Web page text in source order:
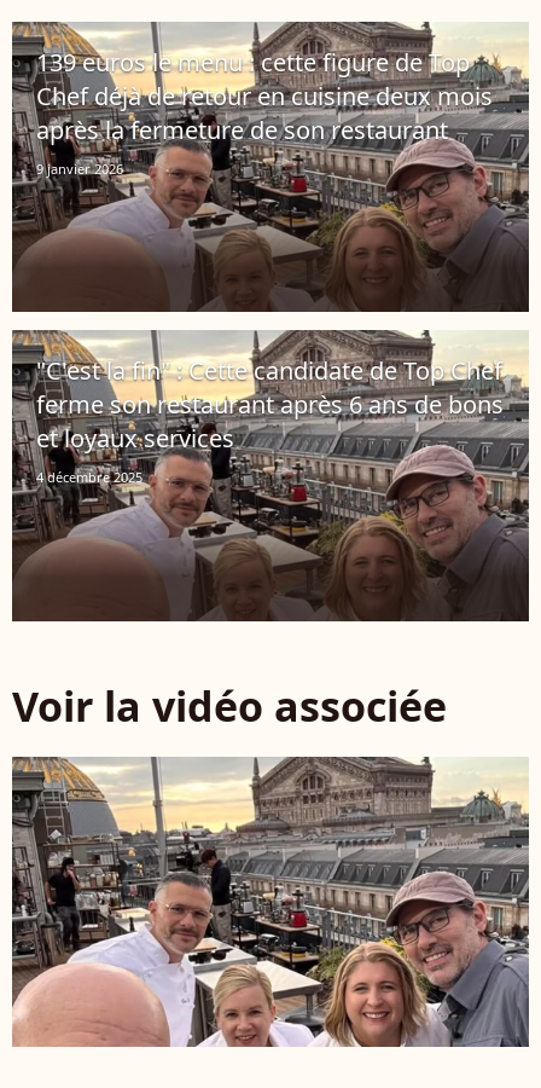
139 euros le menu : cette figure de Top
Chef déjà de retour en cuisine deux mois
après la fermeture de son restaurant
9 janvier 2026
"C'est la fin" : Cette candidate de Top Chef
ferme son restaurant après 6 ans de bons
et loyaux services
4 décembre 2025
Voir la vidéo associée